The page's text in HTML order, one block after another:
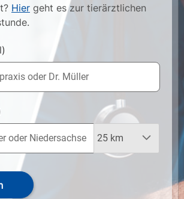
Hier geht es zur tierärztlichen